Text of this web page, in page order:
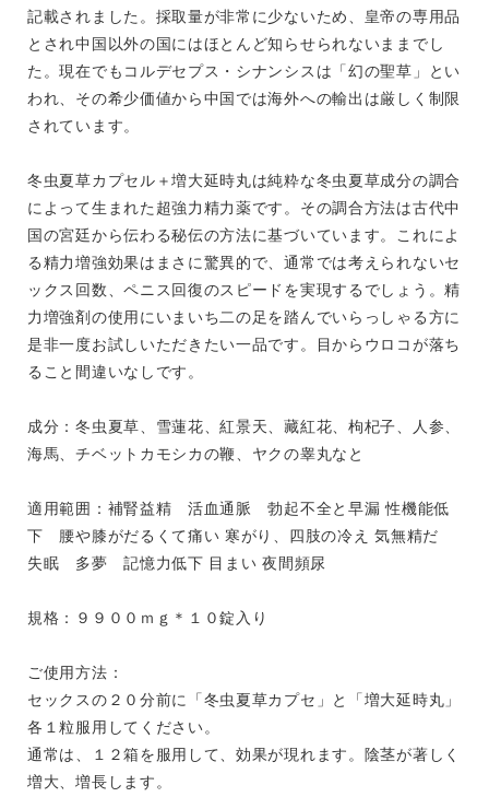
記載されました。採取量が非常に少ないため、皇帝の専用品
とされ中国以外の国にはほとんど知らせられないままでし
た。現在でもコルデセプス・シナンシスは「幻の聖草」とい
われ、その希少価値から中国では海外への輸出は厳しく制限
されています。
冬虫夏草カプセル＋増大延時丸は純粋な冬虫夏草成分の調合
によって生まれた超強力精力薬です。その調合方法は古代中
国の宮廷から伝わる秘伝の方法に基づいています。これによ
る精力増強効果はまさに驚異的で、通常では考えられないセ
ックス回数、ペニス回復のスピードを実現するでしょう。精
力増強剤の使用にいまいち二の足を踏んでいらっしゃる方に
是非一度お試しいただきたい一品です。目からウロコが落ち
ること間違いなしです。
成分：冬虫夏草、雪蓮花、紅景天、藏紅花、枸杞子、人参、
海馬、チベットカモシカの鞭、ヤクの睾丸なと
適用範囲：補腎益精 活血通脈 勃起不全と早漏 性機能低
下 腰や膝がだるくて痛い 寒がり、四肢の冷え 気無精だ
失眠 多夢 記憶力低下 目まい 夜間頻尿
規格：９９００ｍｇ＊１０錠入り
ご使用方法：
セックスの２０分前に「冬虫夏草カプセ」と「増大延時丸」
各１粒服用してください。
通常は、１２箱を服用して、効果が現れます。陰茎が著しく
増大、増長します。